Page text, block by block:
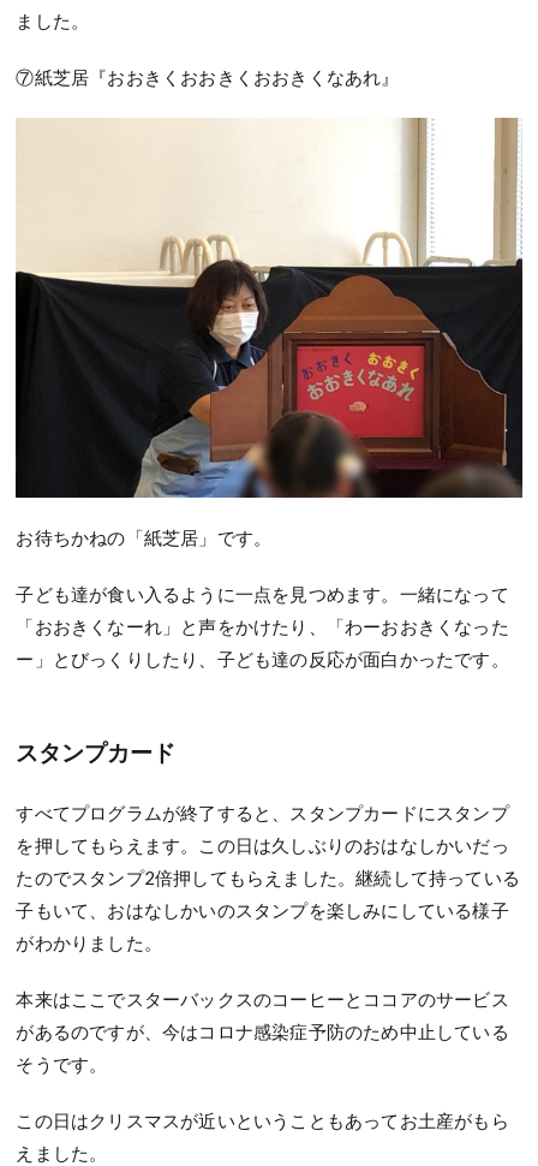
ました。
⑦紙芝居『おおきくおおきくおおきくなあれ』
お待ちかねの「紙芝居」です。
子ども達が食い入るように一点を見つめます。一緒になって
「おおきくなーれ」と声をかけたり、「わーおおきくなった
ー」とびっくりしたり、子ども達の反応が面白かったです。
スタンプカード
すべてプログラムが終了すると、スタンプカードにスタンプ
を押してもらえます。この日は久しぶりのおはなしかいだっ
たのでスタンプ2倍押してもらえました。継続して持っている
子もいて、おはなしかいのスタンプを楽しみにしている様子
がわかりました。
本来はここでスターバックスのコーヒーとココアのサービス
があるのですが、今はコロナ感染症予防のため中止している
そうです。
この日はクリスマスが近いということもあってお土産がもら
えました。